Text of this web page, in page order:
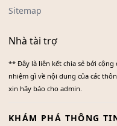
Sitemap
Nhà tài trợ
** Đây là liên kết chia sẻ bới
nhiệm gì về nội dung của các
xin hãy báo cho admin.
KHÁM PHÁ THÔNG